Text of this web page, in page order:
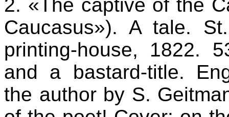
2. «The captive of the
Caucasus»). A tale.
printing-house, 1822.
and a bastard-title.
the author by S.